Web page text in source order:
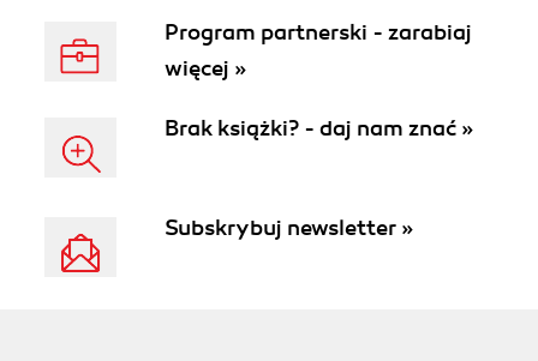
Program partnerski - zarabiaj
więcej »
Brak książki? - daj nam znać »
Subskrybuj newsletter »